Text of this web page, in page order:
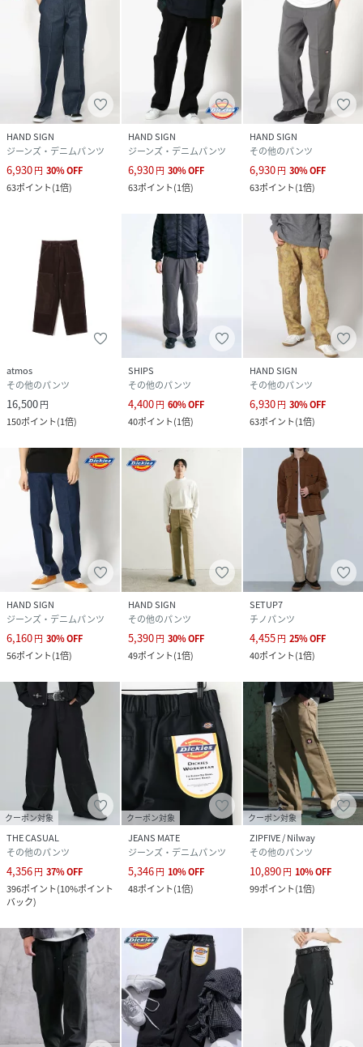
HAND SIGN
ジーンズ・デニムパンツ
6,930円 30%OFF
63ポイント(1倍)
HAND SIGN
ジーンズ・デニムパンツ
6,930円 30%OFF
63ポイント(1倍)
HAND SIGN
その他のパンツ
6,930円 30%OFF
63ポイント(1倍)
atmos
その他のパンツ
16,500円
150ポイント(1倍)
SHIPS
その他のパンツ
4,400円 60%OFF
40ポイント(1倍)
HAND SIGN
その他のパンツ
6,930円 30%OFF
63ポイント(1倍)
HAND SIGN
ジーンズ・デニムパンツ
6,160円 30%OFF
56ポイント(1倍)
HAND SIGN
その他のパンツ
5,390円 30%OFF
49ポイント(1倍)
SETUP7
チノパンツ
4,455円 25%OFF
40ポイント(1倍)
クーポン対象
THE CASUAL
その他のパンツ
4,356円 37%OFF
396ポイント(10%ポイント
バック)
クーポン対象
JEANS MATE
ジーンズ・デニムパンツ
5,346円 10%OFF
48ポイント(1倍)
クーポン対象
ZIPFIVE / Nilway
その他のパンツ
10,890円 10%OFF
99ポイント(1倍)